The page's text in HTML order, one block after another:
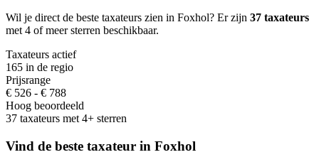
Wil je direct de beste taxateurs zien in Foxhol? Er zijn 37 taxateurs
met 4 of meer sterren beschikbaar.
Taxateurs actief
165 in de regio
Prijsrange
€ 526 - € 788
Hoog beoordeeld
37 taxateurs met 4+ sterren
Vind de beste taxateur in Foxhol